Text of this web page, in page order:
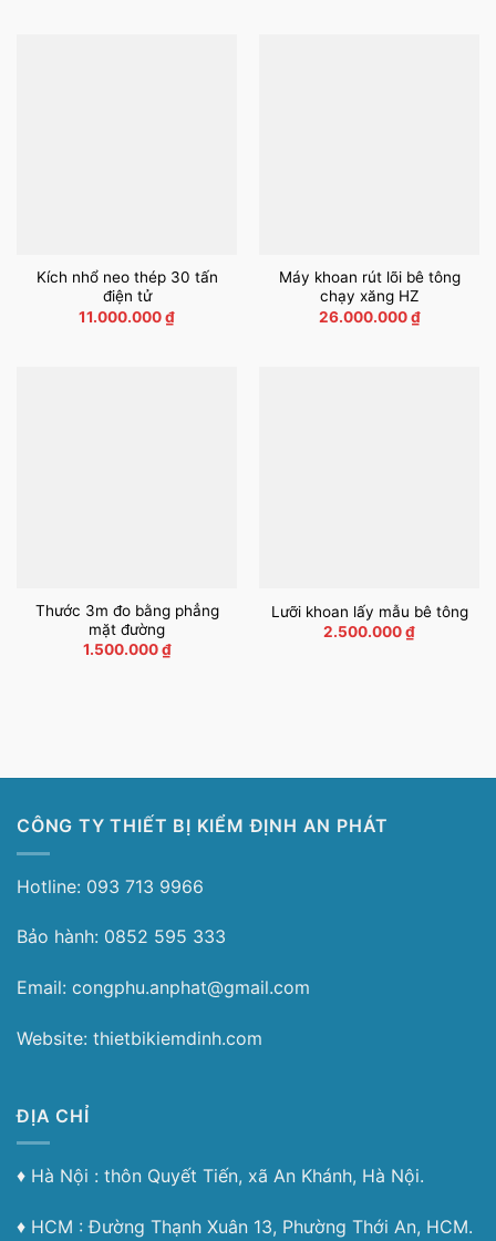
Kích nhổ neo thép 30 tấn
điện tử
11.000.000₫
Máy khoan rút lõi bê tông
chạy xăng HZ
26.000.000₫
Thước 3m đo bằng phẳng
mặt đường
1.500.000₫
Lưỡi khoan lấy mẫu bê tông
2.500.000₫
CÔNG TY THIẾT BỊ KIỂM ĐỊNH AN PHÁT
Hotline: 093 713 9966
Bảo hành: 0852 595 333
Email: congphu.anphat@gmail.com
Website: thietbikiemdinh.com
ĐỊA CHỈ
♦︎ Hà Nội : thôn Quyết Tiến, xã An Khánh, Hà Nội.
♦︎ HCM : Đường Thạnh Xuân 13, Phường Thới An, HCM.